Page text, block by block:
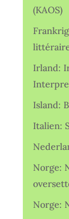
(KAOS)
Irland:
Island:
Italien:
Norge:
Norge: